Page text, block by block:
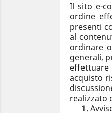
Il sito e-
ordine
presenti
al
ordinare
generali,
acquisto
realizzato